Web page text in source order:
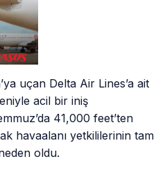
uçan Delta Air Lines’a ait
acil bir iniş
41,000 feet’ten
havaalanı yetkililerinin tam
oldu.